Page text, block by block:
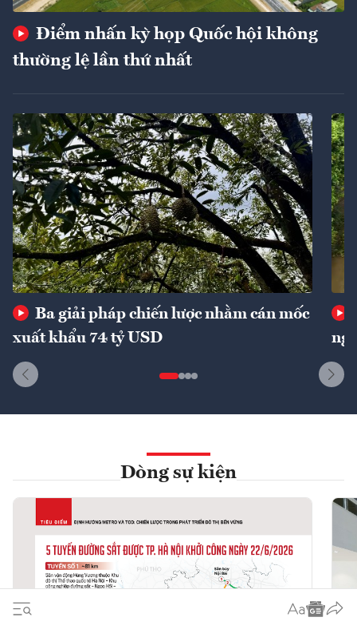
Điểm nhấn kỳ họp Quốc hội không
thường lệ lần thứ nhất
Ba giải pháp chiến lược nhằm cán mốc
xuất khẩu 74 tỷ USD
Dòng sự kiện